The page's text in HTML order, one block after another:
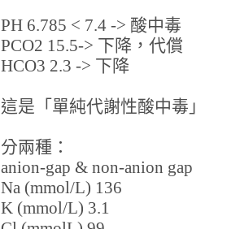
PH 6.785 < 7.4 -> 酸中毒
PCO2 15.5-> 下降，代償
HCO3 2.3 -> 下降
這是「單純代謝性酸中毒」
分兩種：
anion-gap & non-anion gap
Na (mmol/L) 136
K (mmol/L) 3.1